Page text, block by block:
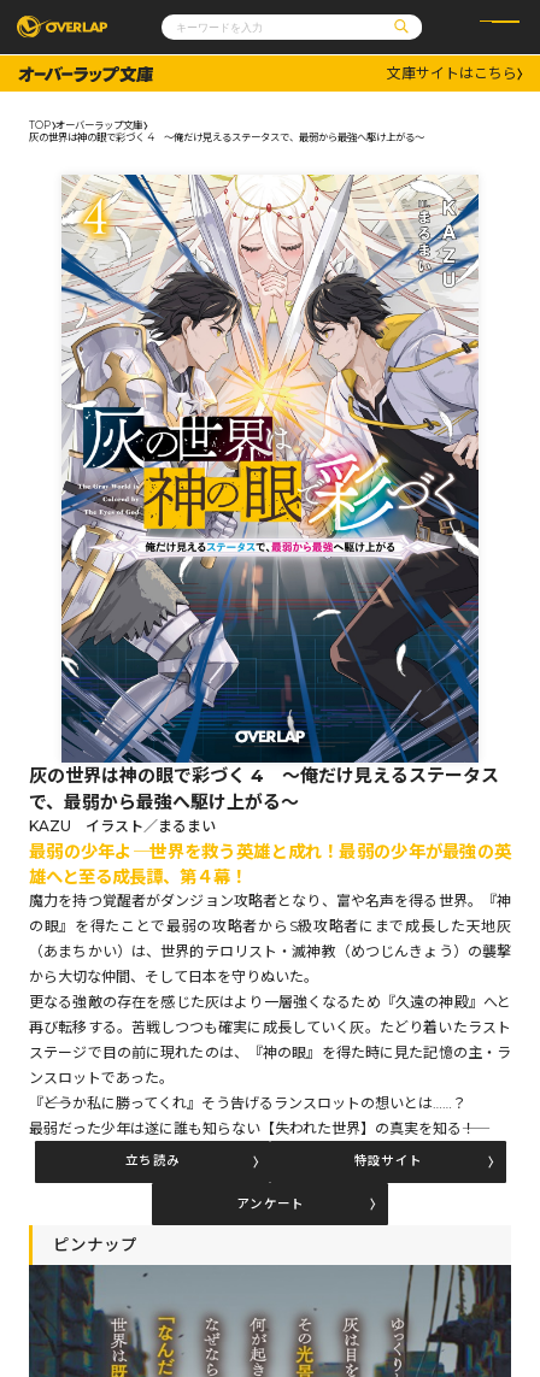
コミックガルド
コミッククリエ
LiQulle
ノベルス
ノベルスf
コミックエッセイ
ポケットモンスター
アニメ
ゲーム
OVERLAP STORE
オーバーラップ広報室
企業
会社概要
採用情報
アクセス
オーバーラップホールディングス
お問い合わせはこちら
オーバーラップ文庫
オーバーラップノベルス
オーバーラップノベルスf
ロサージュノベルス
コミックガルド
コミッククリエ
リキューレ
コミックパルフェ
コミックエッセイ
閉じる
文庫サイトはこちら
TOP オーバーラップ文庫
灰の世界は神の眼で彩づく 4 ～俺だけ見えるステータスで、最弱から最強へ駆け上がる～
灰の世界は神の眼で彩づく 4 ～俺だけ見えるステータス
で、最弱から最強へ駆け上がる～
KAZU イラスト／まるまい
最弱の少年よ―― 世界を救う英雄と成れ！最弱の少年が最強の英
雄へと至る成長譚、第４幕！
魔力を持つ覚醒者がダンジョン攻略者となり、富や名声を得る世界。『神
の眼』を得たことで最弱の攻略者からS級攻略者にまで成長した天地灰
（あまちかい）は、世界的テロリスト・滅神教（めつじんきょう）の襲撃
から大切な仲間、そして日本を守りぬいた。
更なる強敵の存在を感じた灰はより一層強くなるため『久遠の神殿』へと
再び転移する。苦戦しつつも確実に成長していく灰。たどり着いたラスト
ステージで目の前に現れたのは、『神の眼』を得た時に見た記憶の主・ラ
ンスロットであった。
『――どうか私に勝ってくれ』そう告げるランスロットの想いとは……？
最弱だった少年は遂に誰も知らない【失われた世界】の真実を知る――！
立ち読み 特設サイト
アンケート
ピンナップ